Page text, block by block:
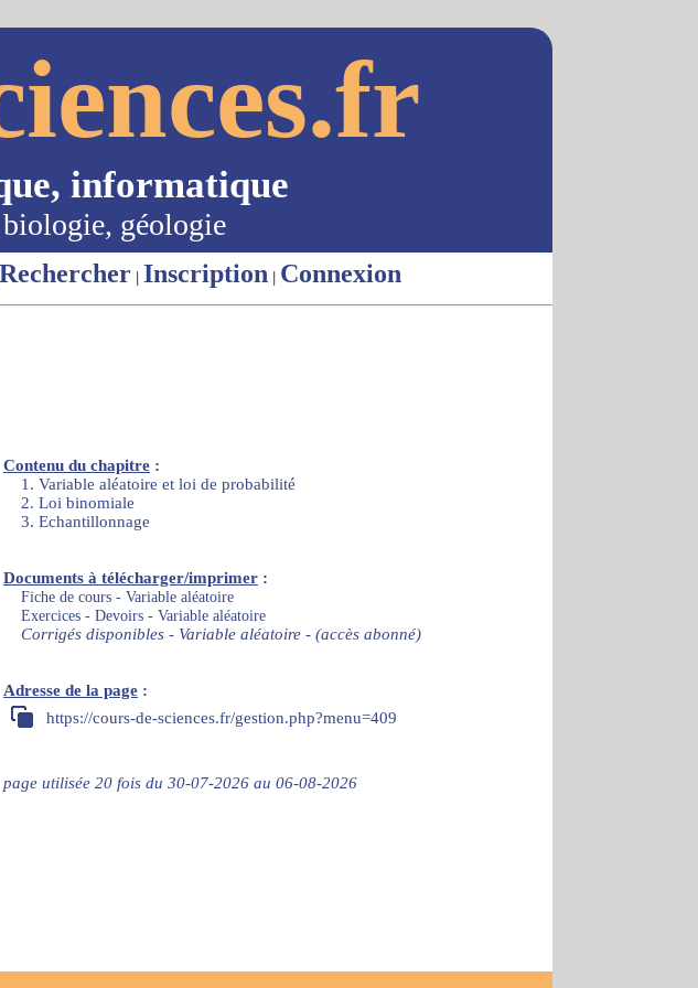
informatique
géologie
Rechercher | Inscription | Connexion
Contenu du chapitre :
1. Variable aléatoire et loi de probabilité
2. Loi binomiale
3. Echantillonnage
Documents à télécharger/imprimer :
Fiche de cours - Variable aléatoire
Exercices - Devoirs - Variable aléatoire
Corrigés disponibles - Variable aléatoire - (accès abonné)
Adresse de la page :
https://cours-de-sciences.fr/gestion.php?menu=409
page utilisée 20 fois du 30-07-2026 au 06-08-2026